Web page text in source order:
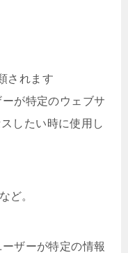
されます
が特定のウェブサ
したい時に使用し
ど。
ザーが特定の情報